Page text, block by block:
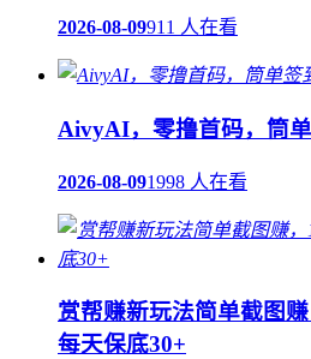
2026-08-09911 人在看
AivyAI，零撸首码，筒单
2026-08-091998 人在看
赏帮赚新玩法简单截图赚
每天保底30+